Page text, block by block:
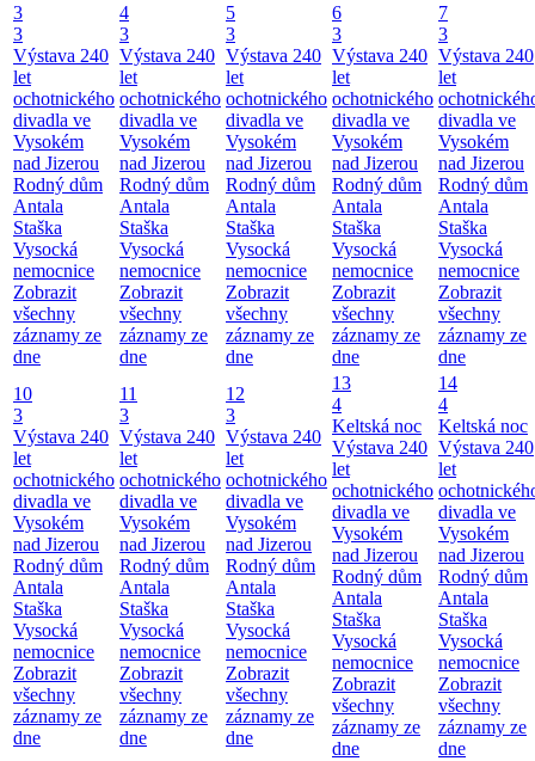
3
3
Výstava 240
let
ochotnického
divadla ve
Vysokém
nad Jizerou
Rodný dům
Antala
Staška
Vysocká
nemocnice
Zobrazit
všechny
záznamy ze
dne
4
3
Výstava 240
let
ochotnického
divadla ve
Vysokém
nad Jizerou
Rodný dům
Antala
Staška
Vysocká
nemocnice
Zobrazit
všechny
záznamy ze
dne
5
3
Výstava 240
let
ochotnického
divadla ve
Vysokém
nad Jizerou
Rodný dům
Antala
Staška
Vysocká
nemocnice
Zobrazit
všechny
záznamy ze
dne
6
3
Výstava 240
let
ochotnického
divadla ve
Vysokém
nad Jizerou
Rodný dům
Antala
Staška
Vysocká
nemocnice
Zobrazit
všechny
záznamy ze
dne
7
3
Výstava 240
let
divadla ve
Vysokém
nad Jizerou
Rodný dům
Antala
Staška
Vysocká
nemocnice
Zobrazit
všechny
záznamy ze
dne
10
3
Výstava 240
let
ochotnického
divadla ve
Vysokém
nad Jizerou
Rodný dům
Antala
Staška
Vysocká
nemocnice
Zobrazit
všechny
záznamy ze
dne
11
3
Výstava 240
let
ochotnického
divadla ve
Vysokém
nad Jizerou
Rodný dům
Antala
Staška
Vysocká
nemocnice
Zobrazit
všechny
záznamy ze
dne
12
3
Výstava 240
let
ochotnického
divadla ve
Vysokém
nad Jizerou
Rodný dům
Antala
Staška
Vysocká
nemocnice
Zobrazit
všechny
záznamy ze
dne
13
4
Keltská noc
Výstava 240
let
ochotnického
divadla ve
Vysokém
nad Jizerou
Rodný dům
Antala
Staška
Vysocká
nemocnice
Zobrazit
všechny
záznamy ze
dne
14
4
Keltská noc
Výstava 240
let
divadla ve
Vysokém
nad Jizerou
Rodný dům
Antala
Staška
Vysocká
nemocnice
Zobrazit
všechny
záznamy ze
dne